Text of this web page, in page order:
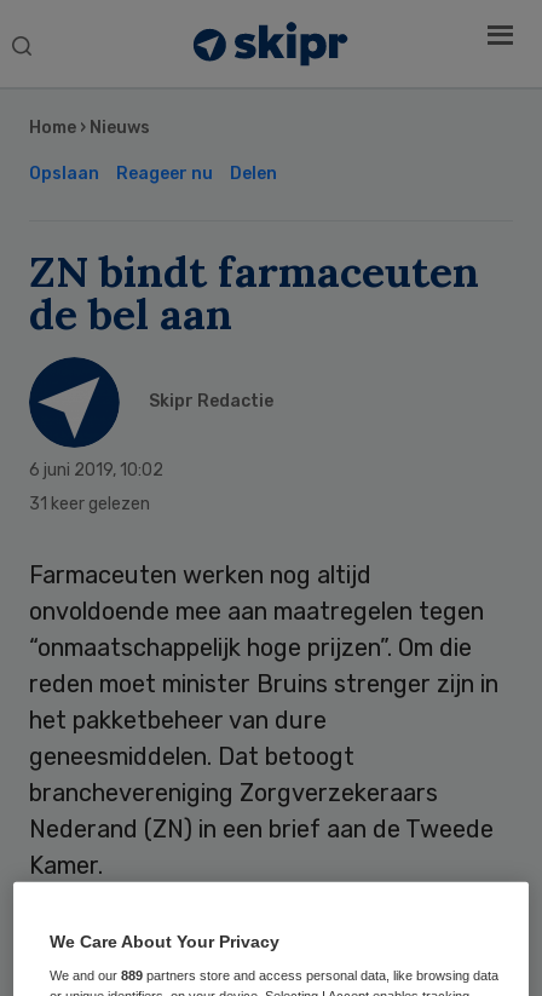
Search
Home › Nieuws
Opslaan Reageer nu Delen
ZN bindt farmaceuten
de bel aan
Skipr Redactie
6 juni 2019, 10:02
31 keer gelezen
Farmaceuten werken nog altijd
onvoldoende mee aan maatregelen tegen
“onmaatschappelijk hoge prijzen”. Om die
reden moet minister Bruins strenger zijn in
het pakketbeheer van dure
geneesmiddelen. Dat betoogt
branchevereniging Zorgverzekeraars
Nederand (ZN) in een brief aan de Tweede
Kamer.
Sidebar
We Care About Your Privacy
We and our889 partners store and access personal data, like browsing data